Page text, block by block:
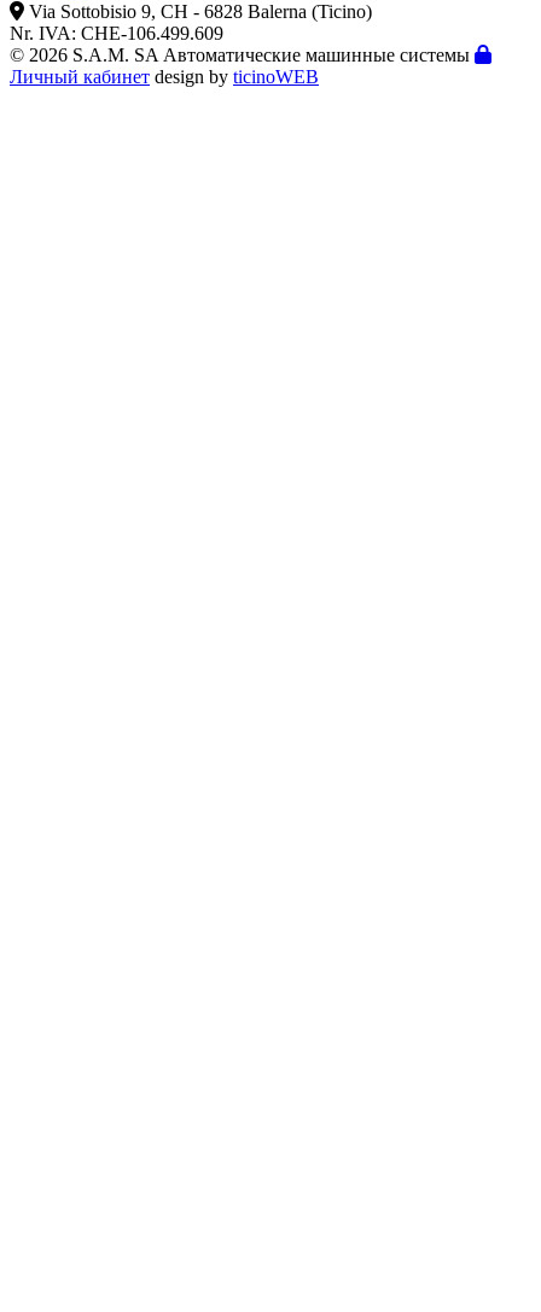
Via Sottobisio 9, CH - 6828 Balerna (Ticino)
Nr. IVA: CHE-106.499.609
© 2026 S.A.M. SA Автоматические машинные системы
Личный кабинет design by ticinoWEB